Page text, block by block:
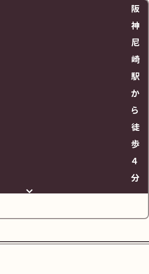
阪
神
尼
崎
駅
か
ら
徒
歩
４
分